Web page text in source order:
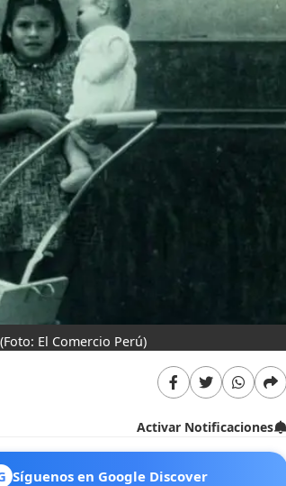
(Foto: El Comercio Perú)
Activar Notificaciones
Síguenos en Google Discover